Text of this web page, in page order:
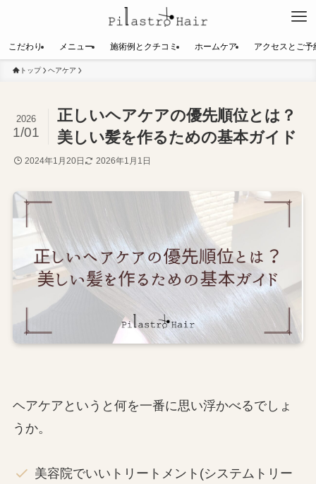
こだわり メニュー 施術例とクチコミ ホームケア アクセスとご予
トップ ヘアケア
正しいヘアケアの優先順位とは？
美しい髪を作るための基本ガイド
2026
1/01
2024年1月20日 2026年1月1日
ヘアケアというと何を一番に思い浮かべるでしょ
うか。
美容院でいいトリートメント(システムトリー